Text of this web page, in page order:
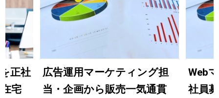
正社
宅
広告運用マーケティング担
当・企画から販売一気通貫
Web
社員